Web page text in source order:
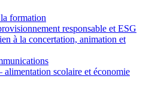
formation
responsable et ESG
à la concertation, animation et
alimentation scolaire et économie